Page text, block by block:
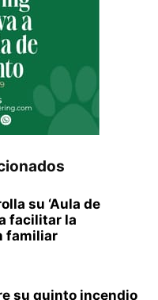
su ‘Aula de
facilitar la
familiar
su quinto incendio